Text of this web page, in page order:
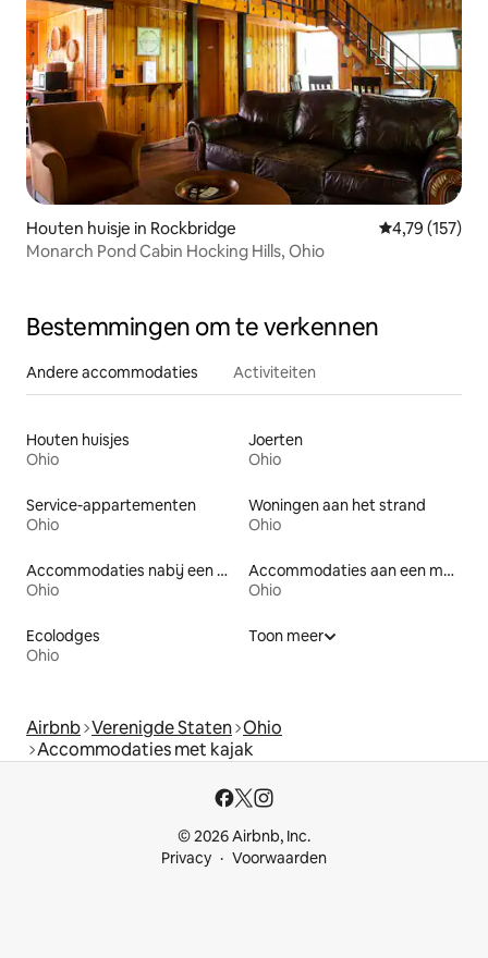
Houten huisje in Rockbridge Gemiddelde
4,79 (157)
Monarch Pond Cabin Hocking Hills, Ohio
Bestemmingen om te verkennen
Andere accommodaties Activiteiten
Houten huisjes
Ohio
Joerten
Ohio
Service-appartementen
Ohio
Woningen aan het strand
Ohio
Accommodaties nabij een meer
Ohio
Accommodaties aan een meer
Ohio
Ecolodges
Ohio
Toon meer
Airbnb Verenigde Staten Ohio
Accommodaties met kajak
© 2026 Airbnb, Inc.
Privacy
Voorwaarden